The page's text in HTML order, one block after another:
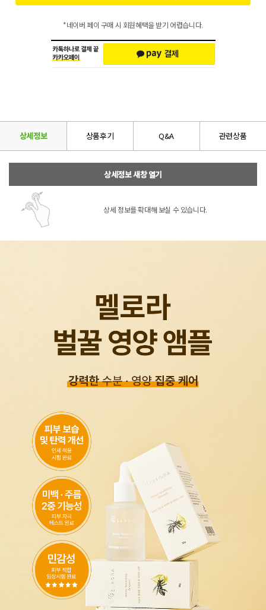
*네이버 페이 구매 시 회원혜택을 받기 어렵습니다.
상세정보 상품후기 Q&A 관련상품
상세정보 새창 열기
상세 정보를 확대해 보실 수 있습니다.